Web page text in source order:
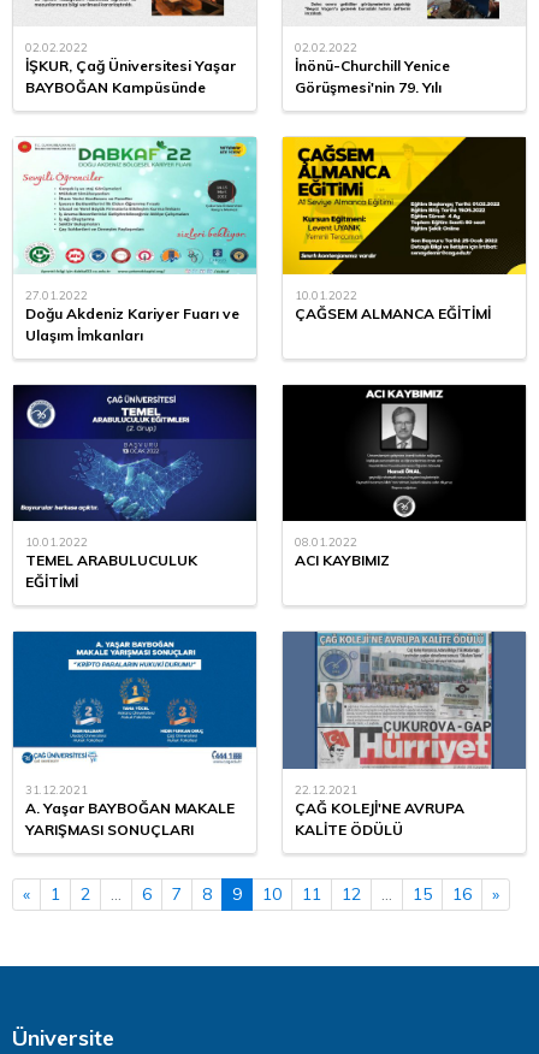
02.02.2022
İŞKUR, Çağ Üniversitesi Yaşar
BAYBOĞAN Kampüsünde
02.02.2022
İnönü-Churchill Yenice
Görüşmesi'nin 79. Yılı
27.01.2022
Doğu Akdeniz Kariyer Fuarı ve
Ulaşım İmkanları
10.01.2022
ÇAĞSEM ALMANCA EĞİTİMİ
10.01.2022
TEMEL ARABULUCULUK
EĞİTİMİ
08.01.2022
ACI KAYBIMIZ
31.12.2021
A. Yaşar BAYBOĞAN MAKALE
YARIŞMASI SONUÇLARI
22.12.2021
ÇAĞ KOLEJİ'NE AVRUPA
KALİTE ÖDÜLÜ
« 1 2 ... 6 7 8 9 10 11 12 ... 15 16 »
Üniversite